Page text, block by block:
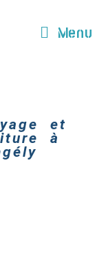
Menu
et
à